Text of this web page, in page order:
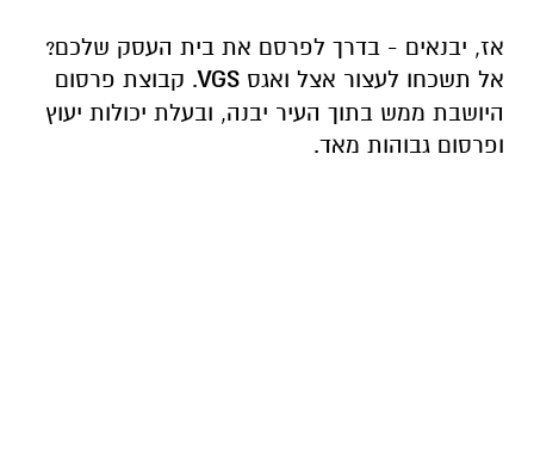
אז, יבנאים - בדרך לפרסם את בית העסק שלכם?
אל תשכחו לעצור אצל ואגס VGS. קבוצת פרסום
היושבת ממש בתוך העיר יבנה, ובעלת יכולות יעוץ
ופרסום גבוהות מאד.